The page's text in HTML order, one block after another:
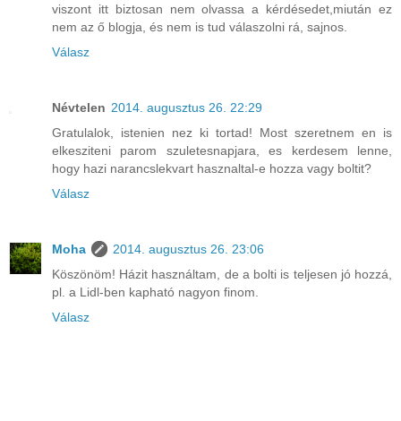
viszont itt biztosan nem olvassa a kérdésedet,miután ez
nem az ő blogja, és nem is tud válaszolni rá, sajnos.
Válasz
Névtelen 2014. augusztus 26. 22:29
Gratulalok, istenien nez ki tortad! Most szeretnem en is
elkesziteni parom szuletesnapjara, es kerdesem lenne,
hogy hazi narancslekvart hasznaltal-e hozza vagy boltit?
Válasz
Moha
2014. augusztus 26. 23:06
Köszönöm! Házit használtam, de a bolti is teljesen jó hozzá,
pl. a Lidl-ben kapható nagyon finom.
Válasz